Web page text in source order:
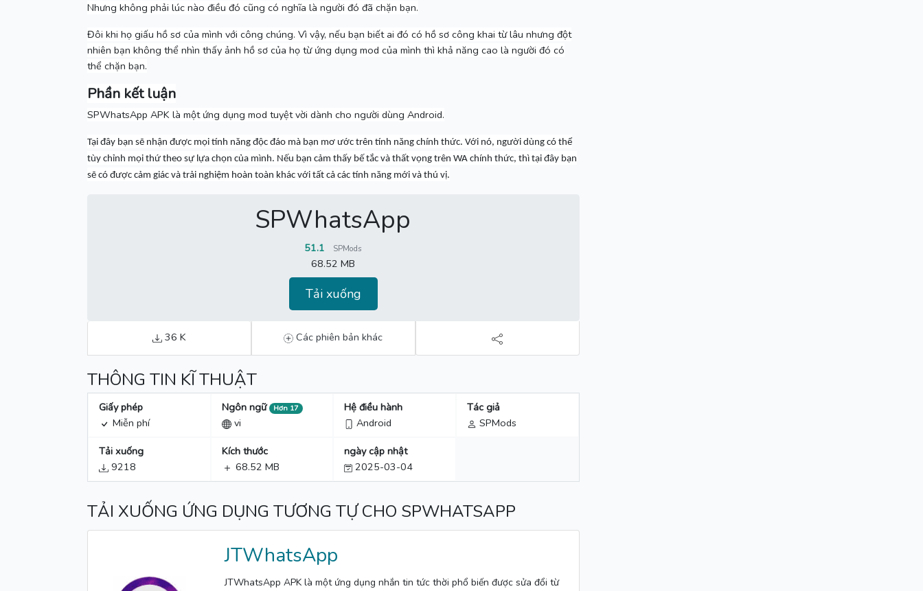
Nhưng không phải lúc nào điều đó cũng có nghĩa là người đó đã chặn bạn.
Đôi khi họ giấu hồ sơ của mình với công chúng. Vì vậy, nếu bạn biết ai đó có hồ sơ công khai từ lâu nhưng đột
nhiên bạn không thể nhìn thấy ảnh hồ sơ của họ từ ứng dụng mod của mình thì khả năng cao là người đó có
thể chặn bạn.
Phần kết luận
SPWhatsApp APK là một ứng dụng mod tuyệt vời dành cho người dùng Android.
Tại đây bạn sẽ nhận được mọi tính năng độc đáo mà bạn mơ ước trên tính năng chính thức. Với nó, người dùng có thể
tùy chỉnh mọi thứ theo sự lựa chọn của mình. Nếu bạn cảm thấy bế tắc và thất vọng trên WA chính thức, thì tại đây bạn
sẽ có được cảm giác và trải nghiệm hoàn toàn khác với tất cả các tính năng mới và thú vị.
SPWhatsApp
51.1 SPMods
68.52 MB
Tải xuống
36 K Các phiên bản khác
THÔNG TIN KĨ THUẬT
Giấy phép
Miễn phí
Ngôn ngữ Hơn 17
vi
Hệ điều hành
Android
Tác giả
SPMods
Tải xuống
9218
Kích thước
68.52 MB
ngày cập nhật
2025-03-04
TẢI XUỐNG ỨNG DỤNG TƯƠNG TỰ CHO SPWHATSAPP
JTWhatsApp
JTWhatsApp APK là một ứng dụng nhắn tin tức thời phổ biến được sửa đổi từ